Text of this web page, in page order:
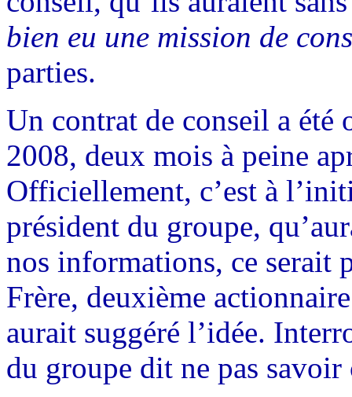
bien eu une mission de
parties.
Un contrat de conseil a été
2008, deux mois à peine
Officiellement, c’est à
président du groupe,
nos informations, ce serait
Frère, deuxième
aurait suggéré l’idée.
du groupe dit ne pas savoir